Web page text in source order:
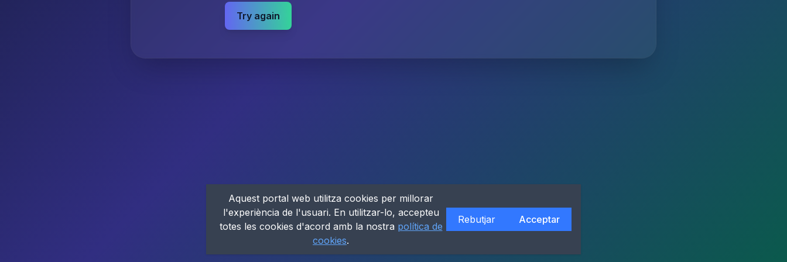
Try again
Aquest portal web utilitza cookies per millorar
l'experiència de l'usuari. En utilitzar-lo, accepteu
totes les cookies d'acord amb la nostra política de
cookies.
Rebutjar Acceptar